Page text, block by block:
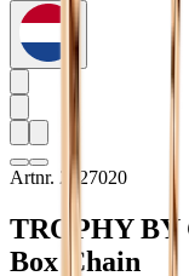
Artnr. 2827020
TROPHY BY
Box Chain